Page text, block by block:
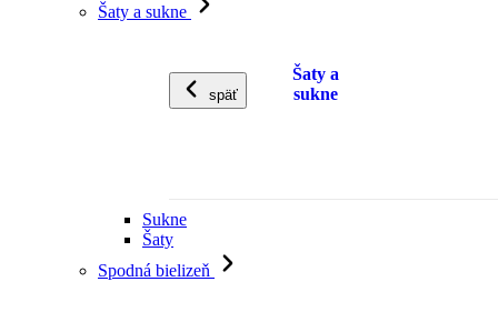
Šaty a sukne
späť
Šaty a
sukne
Sukne
Šaty
Spodná bielizeň